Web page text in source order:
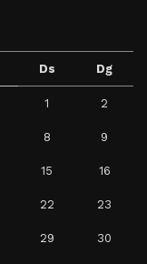
Ds Dg
1 2
8 9
15 16
22 23
29 30